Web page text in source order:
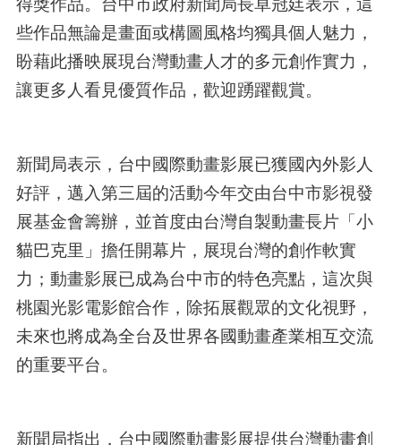
些作品無論是畫面或構圖風格均獨具個人魅力，
盼藉此播映展現台灣動畫人才的多元創作實力，
讓更多人看見優質作品，歡迎踴躍觀賞。
新聞局表示，台中國際動畫影展已獲國內外影人
好評，邁入第三屆的活動今年交由台中市影視發
展基金會籌辦，並首度由台灣自製動畫長片「小
貓巴克里」擔任開幕片，展現台灣的創作軟實
力；動畫影展已成為台中市的特色亮點，這次與
桃園光影電影館合作，除拓展觀眾的文化視野，
未來也將成為全台及世界各國動畫產業相互交流
的重要平台。
新聞局指出，台中國際動畫影展提供台灣動畫創